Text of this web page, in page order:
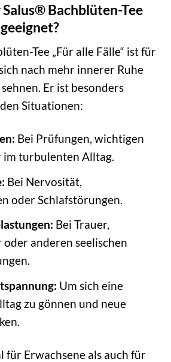
Bachblüten-Tee
Tee „Für alle Fälle“ ist für
nach mehr innerer Ruhe
Er ist besonders
Situationen:
Bei Prüfungen, wichtigen
im turbulenten Alltag.
Bei Nervosität,
oder Schlafstörungen.
Bei Trauer,
oder anderen seelischen
Um sich eine
zu gönnen und neue
für Erwachsene als auch für